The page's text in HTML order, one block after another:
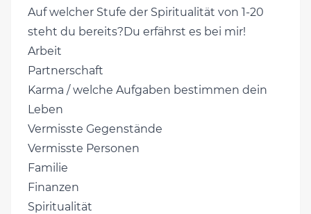
Auf welcher Stufe der Spiritualität von 1-20
steht du bereits?Du erfährst es bei mir!
Arbeit
Partnerschaft
Karma / welche Aufgaben bestimmen dein
Leben
Vermisste Gegenstände
Vermisste Personen
Familie
Finanzen
Spiritualität